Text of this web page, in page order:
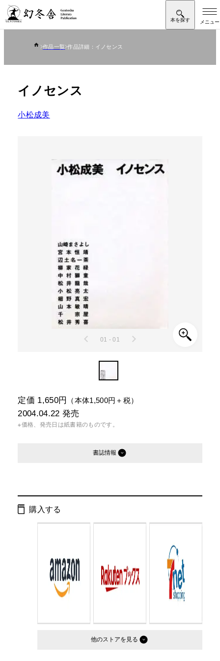
作品一覧 作品詳細：イノセンス
イノセンス
小松成美
01 - 01
定価 1,650円 （本体1,500円＋税）
2004.04.22 発売
※価格、発売日は紙書籍のものです。
書誌情報
ISBN： 9784344006058
判型：
購入する
他のストア